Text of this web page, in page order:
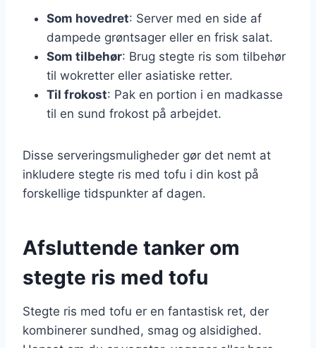
Som hovedret: Server med en side af
dampede grøntsager eller en frisk salat.
Som tilbehør: Brug stegte ris som tilbehør
til wokretter eller asiatiske retter.
Til frokost: Pak en portion i en madkasse
til en sund frokost på arbejdet.
Disse serveringsmuligheder gør det nemt at
inkludere stegte ris med tofu i din kost på
forskellige tidspunkter af dagen.
Afsluttende tanker om
stegte ris med tofu
Stegte ris med tofu er en fantastisk ret, der
kombinerer sundhed, smag og alsidighed.